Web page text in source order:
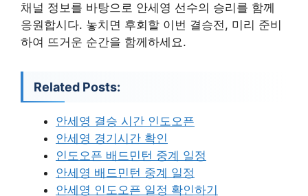
채널 정보를 바탕으로 안세영 선수의 승리를 함께
응원합시다. 놓치면 후회할 이번 결승전, 미리 준비
하여 뜨거운 순간을 함께하세요.
Related Posts:
안세영 결승 시간 인도오픈
안세영 경기시간 확인
인도오픈 배드민턴 중계 일정
안세영 배드민턴 중계 일정
안세영 인도오픈 일정 확인하기